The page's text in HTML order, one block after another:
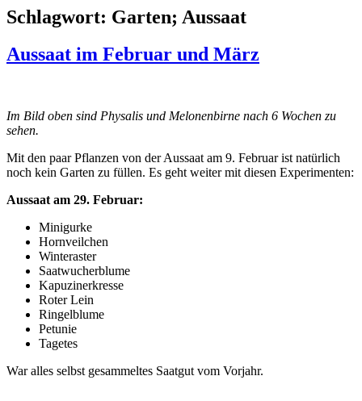
Schlagwort: Garten; Aussaat
Aussaat im Februar und März
Im Bild oben sind Physalis und Melonenbirne nach 6 Wochen zu
sehen.
Mit den paar Pflanzen von der Aussaat am 9. Februar ist natürlich
noch kein Garten zu füllen. Es geht weiter mit diesen Experimenten:
Aussaat am 29. Februar:
Minigurke
Hornveilchen
Winteraster
Saatwucherblume
Kapuzinerkresse
Roter Lein
Ringelblume
Petunie
Tagetes
War alles selbst gesammeltes Saatgut vom Vorjahr.